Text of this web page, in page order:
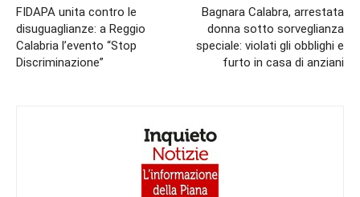
FIDAPA unita contro le
disuguaglianze: a Reggio
Calabria l’evento “Stop
Discriminazione”
Bagnara Calabra, arrestata
donna sotto sorveglianza
speciale: violati gli obblighi e
furto in casa di anziani